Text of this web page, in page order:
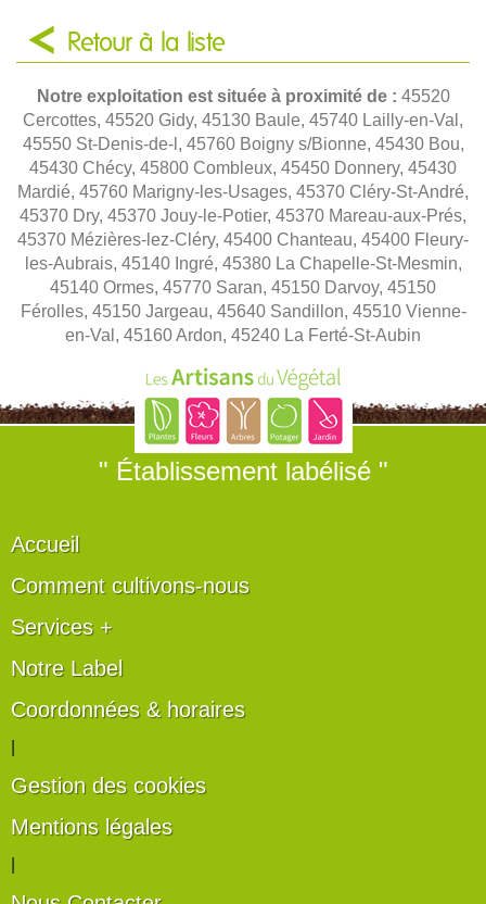
Retour à la liste
Notre exploitation est située à proximité de : 45520
Cercottes, 45520 Gidy, 45130 Baule, 45740 Lailly-en-Val,
45550 St-Denis-de-l, 45760 Boigny s/Bionne, 45430 Bou,
45430 Chécy, 45800 Combleux, 45450 Donnery, 45430
Mardié, 45760 Marigny-les-Usages, 45370 Cléry-St-André,
45370 Dry, 45370 Jouy-le-Potier, 45370 Mareau-aux-Prés,
45370 Mézières-lez-Cléry, 45400 Chanteau, 45400 Fleury-
les-Aubrais, 45140 Ingré, 45380 La Chapelle-St-Mesmin,
45140 Ormes, 45770 Saran, 45150 Darvoy, 45150
Férolles, 45150 Jargeau, 45640 Sandillon, 45510 Vienne-
en-Val, 45160 Ardon, 45240 La Ferté-St-Aubin
" Établissement labélisé "
Accueil
Comment cultivons-nous
Services +
Notre Label
Coordonnées & horaires
Gestion des cookies
Mentions légales